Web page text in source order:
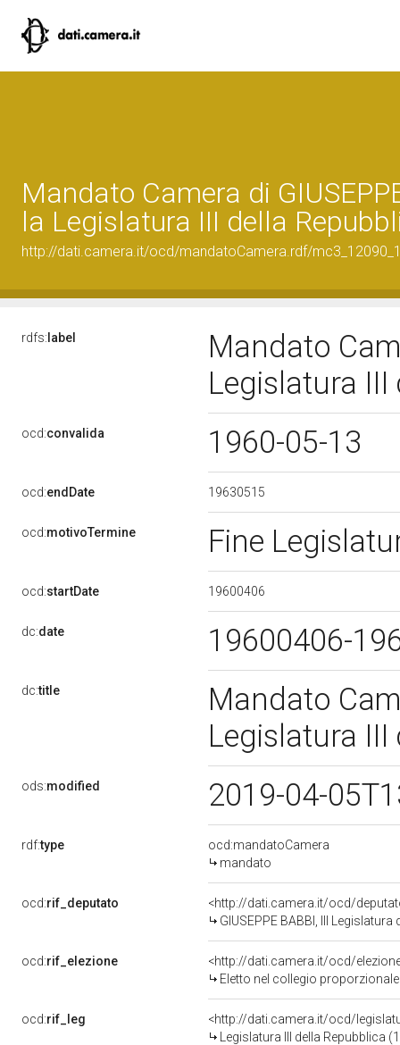
Mandato Camera di
la Legislatura III della
http://dati.camera.it/ocd/mandatoCamera.rdf/
rdfs: label
Mandato
Legislatura
ocd:convalida 1960-05-13
ocd:endDate 19630515
ocd:motivoTermine Fine
ocd:startDate 19600406
dc:date 19600406-
dc:title
Mandato
Legislatura
ods:modified 2019-04-
rdf:type
ocd:mandatoCamera
mandato
ocd:rif_deputato
<http://dati.camera.it/ocd/
GIUSEPPE BABBI, III
ocd:rif_elezione
<http://dati.camera.it/ocd/
Eletto nel collegio proporzionale
ocd:rif_leg
<http://dati.camera.it/ocd/
Legislatura III della Repubblica